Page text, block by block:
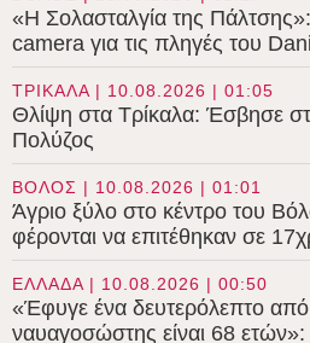
«Η Σολασταλγία της
camera για τις πληγές του
ΤΡΙΚΑΛΑ | 10.08.2026 | 01:05
Θλίψη στα Τρίκαλα: Έσβησε
Πολύζος
ΒΟΛΟΣ | 10.08.2026 | 01:01
Άγριο ξύλο στο κέντρο του
φέρονται να επιτέθηκαν σε
ΕΛΛΑΔΑ | 10.08.2026 | 00:50
«Έφυγε ένα δευτερόλεπτο
ναυαγοσώστης είναι 68